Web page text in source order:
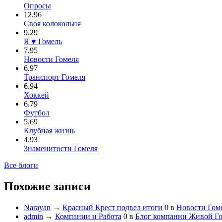
Опросы
12.96
Своя колокольня
9.29
Я ♥ Гомель
7.95
Новости Гомеля
6.97
Транспорт Гомеля
6.94
Хоккей
6.79
Футбол
5.69
Клубная жизнь
4.93
Знаменитости Гомеля
Все блоги
Похожие записи
Narayan → Красный Крест подвел итоги 0 в Новости
admin → Компании и Работа 0 в Блог компании Живой